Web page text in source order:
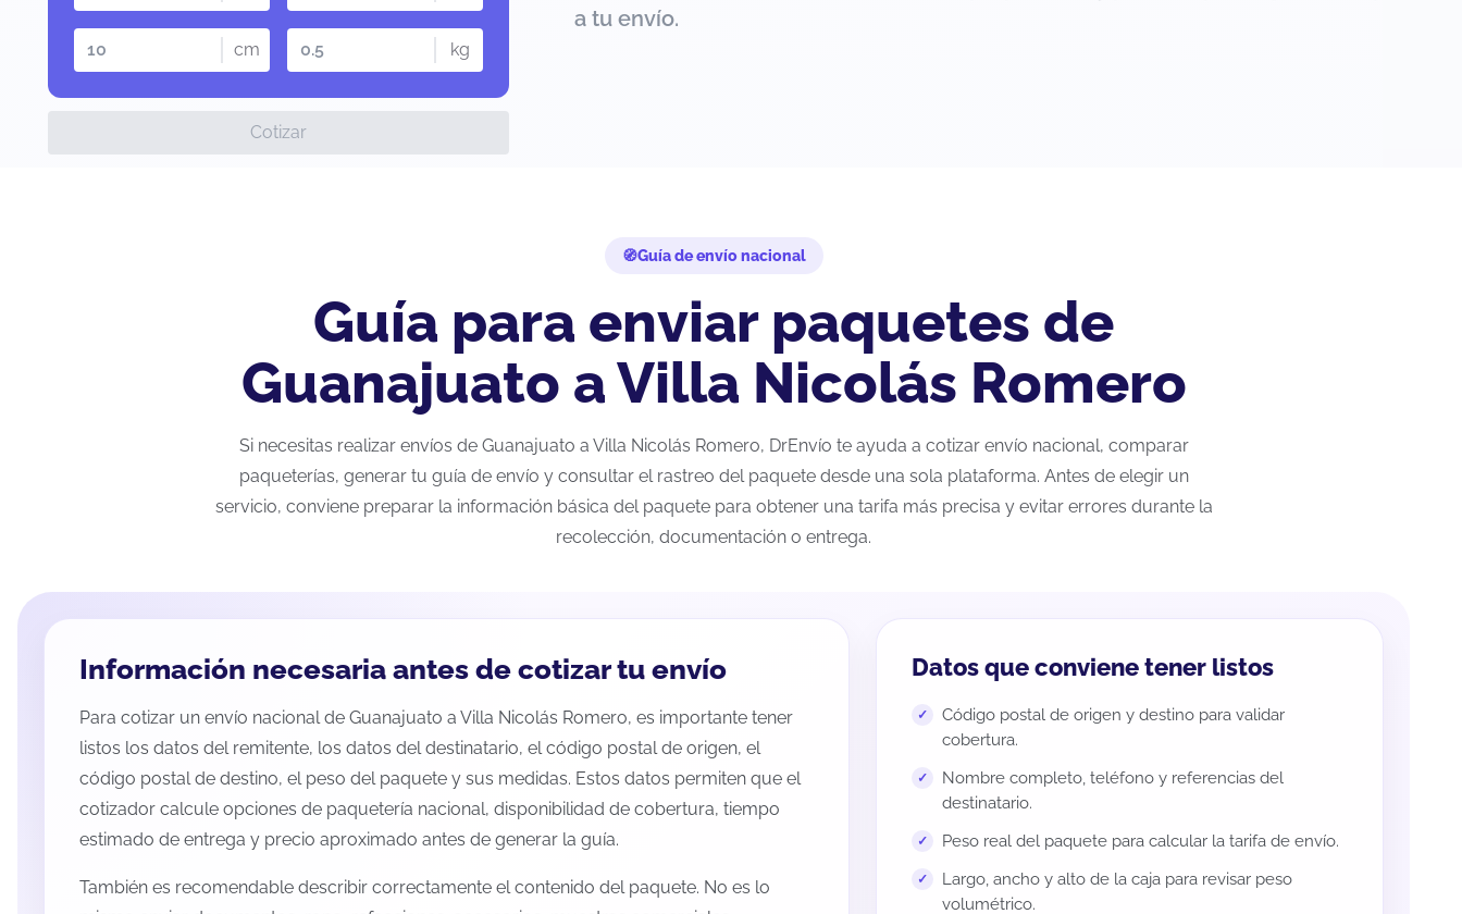
cm kg
Cotizar
a tu envío.
Guía de envío nacional
Guía para enviar paquetes de
Guanajuato a Villa Nicolás Romero
Si necesitas realizar envíos de Guanajuato a Villa Nicolás Romero, DrEnvío te ayuda a cotizar envío nacional, comparar
paqueterías, generar tu guía de envío y consultar el rastreo del paquete desde una sola plataforma. Antes de elegir un
servicio, conviene preparar la información básica del paquete para obtener una tarifa más precisa y evitar errores durante la
recolección, documentación o entrega.
Información necesaria antes de cotizar tu envío
Para cotizar un envío nacional de Guanajuato a Villa Nicolás Romero, es importante tener
listos los datos del remitente, los datos del destinatario, el código postal de origen, el
código postal de destino, el peso del paquete y sus medidas. Estos datos permiten que el
cotizador calcule opciones de paquetería nacional, disponibilidad de cobertura, tiempo
estimado de entrega y precio aproximado antes de generar la guía.
También es recomendable describir correctamente el contenido del paquete. No es lo
Datos que conviene tener listos
Código postal de origen y destino para validar
cobertura.
Nombre completo, teléfono y referencias del
destinatario.
Peso real del paquete para calcular la tarifa de envío.
Largo, ancho y alto de la caja para revisar peso
volumétrico.